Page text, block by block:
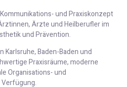
und Praxiskonzept
Ärzte und Heilberufler im
und Prävention.
Baden-Baden und
Praxisräume, moderne
Organisations- und